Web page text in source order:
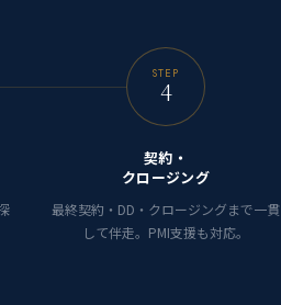
STEP
4
契約・
クロージング
最終契約・DD・クロージングまで一貫
して伴走。PMI支援も対応。